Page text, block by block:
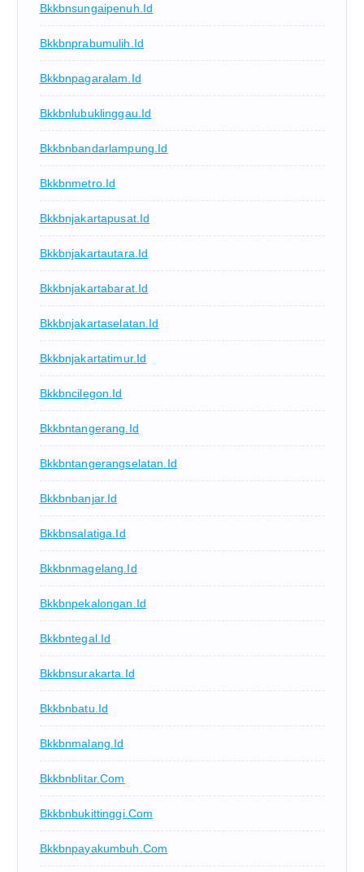
Bkkbnsungaipenuh.id
Bkkbnprabumulih.id
Bkkbnpagaralam.id
Bkkbnlubuklinggau.id
Bkkbnbandarlampung.id
Bkkbnmetro.id
Bkkbnjakartapusat.id
Bkkbnjakartautara.id
Bkkbnjakartabarat.id
Bkkbnjakartaselatan.id
Bkkbnjakartatimur.id
Bkkbncilegon.id
Bkkbntangerang.id
Bkkbntangerangselatan.id
Bkkbnbanjar.id
Bkkbnsalatiga.id
Bkkbnmagelang.id
Bkkbnpekalongan.id
Bkkbntegal.id
Bkkbnsurakarta.id
Bkkbnbatu.id
Bkkbnmalang.id
Bkkbnblitar.com
Bkkbnbukittinggi.com
Bkkbnpayakumbuh.com